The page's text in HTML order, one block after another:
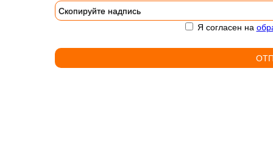
Я согласен на